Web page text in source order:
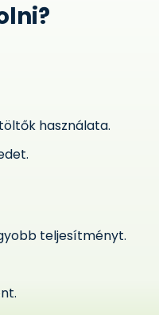
használata.
teljesítményt.